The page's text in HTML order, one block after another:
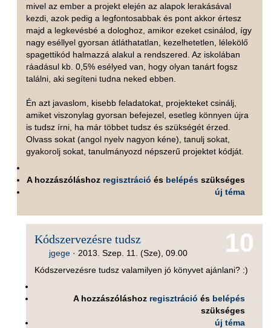
mivel az ember a projekt elején az alapok lerakásával
kezdi, azok pedig a legfontosabbak és pont akkor értesz
majd a legkevésbé a dologhoz, amikor ezeket csinálod, így
nagy eséllyel gyorsan átláthatatlan, kezelhetetlen, lélekölő
spagettikód halmazzá alakul a rendszered. Az iskolában
ráadásul kb. 0,5% esélyed van, hogy olyan tanárt fogsz
találni, aki segíteni tudna neked ebben.
Én azt javaslom, kisebb feladatokat, projekteket csinálj,
amiket viszonylag gyorsan befejezel, esetleg könnyen újra
is tudsz írni, ha már többet tudsz és szükségét érzed.
Olvass sokat (angol nyelv nagyon kéne), tanulj sokat,
gyakorolj sokat, tanulmányozd népszerű projektet kódját.
A hozzászóláshoz regisztráció és belépés szükséges
új téma
10
Kódszervezésre tudsz
jgege· 2013. Szep. 11. (Sze), 09.00
Kódszervezésre tudsz valamilyen jó könyvet ajánlani? :)
A hozzászóláshoz regisztráció és belépés
szükséges
új téma